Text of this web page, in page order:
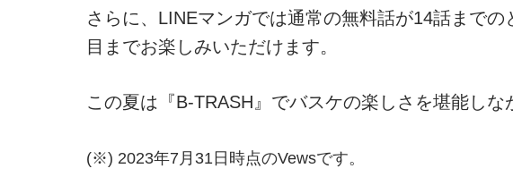
さらに、LINEマンガでは通常の無料話が14話まで
目までお楽しみいただけます。
この夏は『B-TRASH』でバスケの楽しさを堪能しな
(※) 2023年7月31日時点のVewsです。